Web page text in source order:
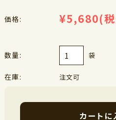
価格: ¥5,680(
数量: 袋
在庫: 注文可
カートに